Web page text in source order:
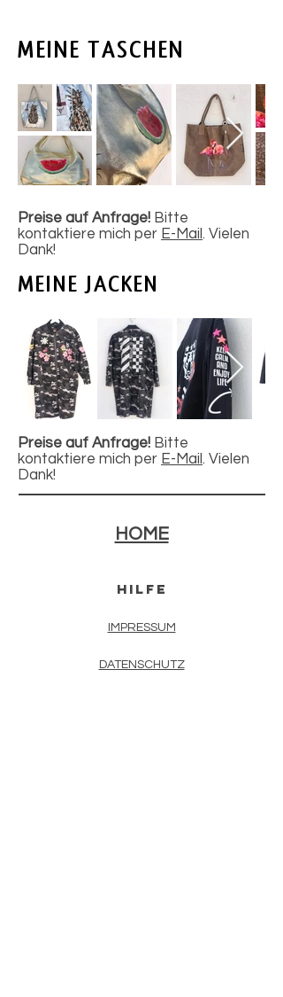
MEINE TASCHEN
Preise auf Anfrage! Bitte
kontaktiere mich per E-Mail . Vielen
Dank!
MEINE JACKEN
Preise auf Anfrage! Bitte
kontaktiere mich per E-Mail . Vielen
Dank!
HOME
HilFE
IMPRESSUM
DATENSCHUTZ